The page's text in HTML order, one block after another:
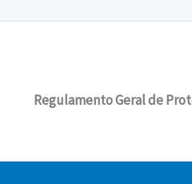
Regulamento Geral de